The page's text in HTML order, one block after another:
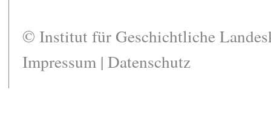
© Institut für Geschichtliche
Impressum |Datenschutz